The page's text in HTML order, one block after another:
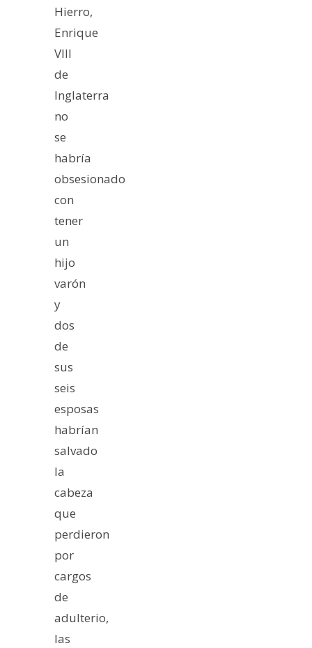
Hierro,
Enrique
VIII
de
Inglaterra
no
se
habría
obsesionado
con
tener
un
hijo
varón
y
dos
de
sus
seis
esposas
habrían
salvado
la
cabeza
que
perdieron
por
cargos
de
adulterio,
las